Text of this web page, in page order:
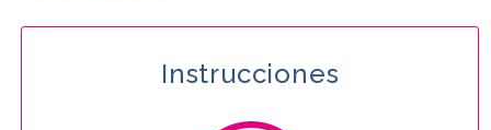
Instrucciones